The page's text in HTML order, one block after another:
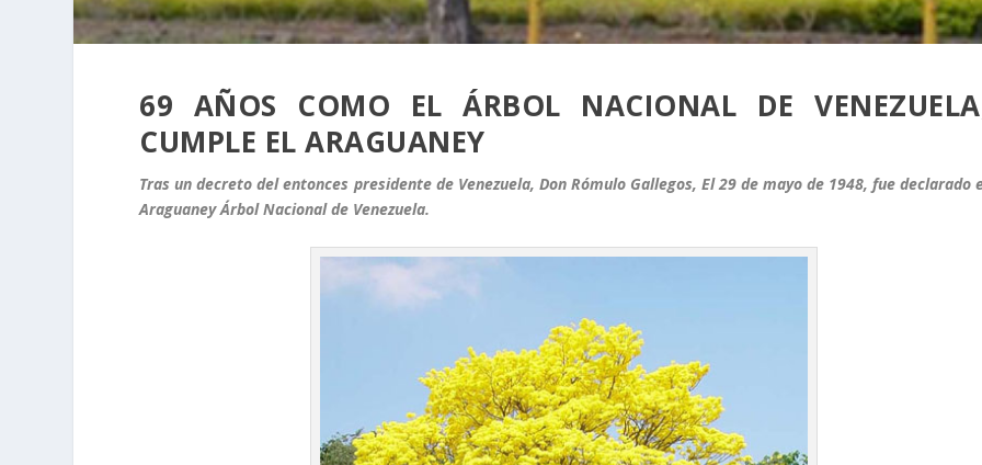
69 AÑOS COMO EL ÁRBOL NACIONAL DE
CUMPLE EL ARAGUANEY
Tras un decreto del entonces presidente de Venezuela, Don Rómulo Gallegos, El 29 de mayo de 1948, fue declarado
Araguaney Árbol Nacional de Venezuela.